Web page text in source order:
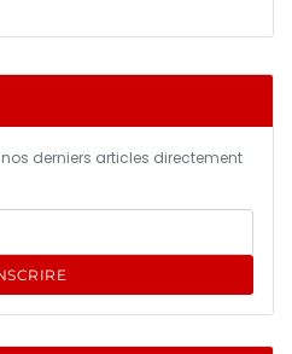
derniers articles directement